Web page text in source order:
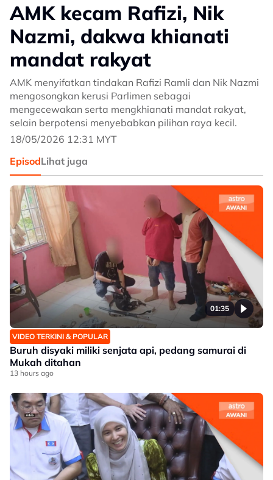
AMK kecam Rafizi, Nik
Nazmi, dakwa khianati
mandat rakyat
AMK menyifatkan tindakan Rafizi Ramli dan Nik Nazmi
mengosongkan kerusi Parlimen sebagai
mengecewakan serta mengkhianati mandat rakyat,
selain berpotensi menyebabkan pilihan raya kecil.
18/05/2026 12:31 MYT
EpisodLihat juga
01:35
VIDEO TERKINI & POPULAR
Buruh disyaki miliki senjata api, pedang samurai di
Mukah ditahan
13 hours ago